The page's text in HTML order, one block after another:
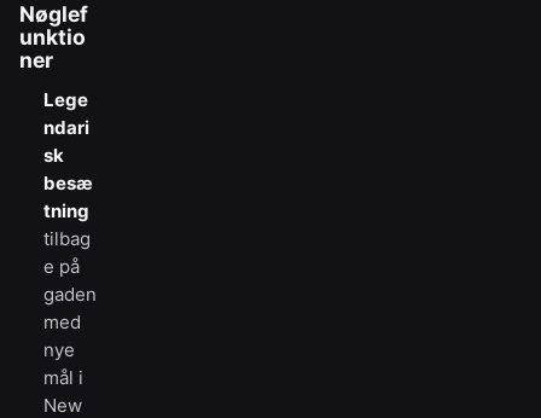
Nøglef
unktio
ner
Lege
ndari
sk
besæ
tning
tilbag
e på
gaden
med
nye
mål i
New